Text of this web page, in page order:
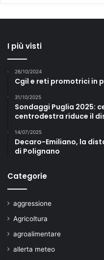
I più visti
26/10/2024
Cgil e reti promotrici in
31/10/2025
Sondaggi Puglia 2025:
centrodestra riduce il
14/07/2025
Decaro-Emiliano, la
di Polignano
Categorie
aggressione
Agricoltura
agroalimentare
allerta meteo